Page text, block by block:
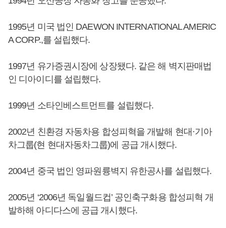
1995년 미국 법인 DAEWON INTERNATIONAL AMERIC
A CORP.,를 설립했다.
1997년 유가증권시장에 상장됐다. 같은 해 벽지판매법
인 디아이디를 설립했다.
1999년 소타인베스트먼트를 설립했다.
2002년 친환경 자동차용 합성피혁을 개발해 현대·기아
차그룹(현 현대자동차그룹)에 공급 개시했다.
2004년 중국 법인 영파원륭벽지 유한공사를 설립했다.
2005년 ‘2006년 독일월드컵’ 공인축구화용 합성피혁 개
발하해 아디다스에 공급 개시했다.